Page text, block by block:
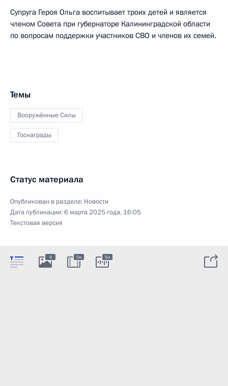
Супруга Героя Ольга воспитывает троих детей и является
членом Совета при губернаторе Калининградской области
по вопросам поддержки участников СВО и членов их семей.
Темы
Вооружённые Силы
Госнаграды
Статус материала
Опубликован в разделе: Новости
Дата публикации:6 марта 2025 года, 16:05
Текстовая версия
9 5м 5м